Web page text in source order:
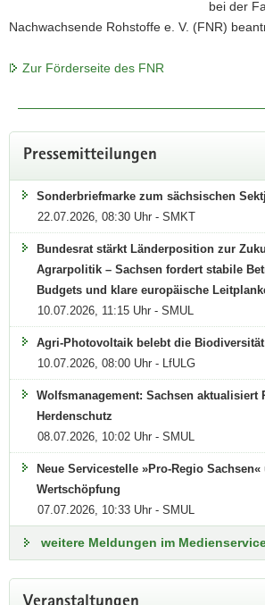
können Sie von 10–16 Uhr im LVG
Bundesmeisterschaft im
Leistungspflügen
Die besten Pflüger des Landes
Köllitsch
bei der
Nachwachsende Rohstoffe e. V. (FNR)
Zur Förderseite des FNR
Pressemitteilungen
Sonderbriefmarke zum sächsischen
22.07.2026, 08:30 Uhr - SMKT
Bundesrat stärkt Länderposition zur
Agrarpolitik – Sachsen fordert stabile
Budgets und klare europäische
10.07.2026, 11:15 Uhr - SMUL
Agri-Photovoltaik belebt die
10.07.2026, 08:00 Uhr - LfULG
Wolfsmanagement: Sachsen aktualisiert
Herdenschutz
08.07.2026, 10:02 Uhr - SMUL
Neue Servicestelle »Pro-Regio
Wertschöpfung
07.07.2026, 10:33 Uhr - SMUL
weitere Meldungen im